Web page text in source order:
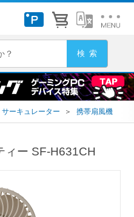
サーキュレーター ＞ 携帯扇風機
ィー SF-H631CH